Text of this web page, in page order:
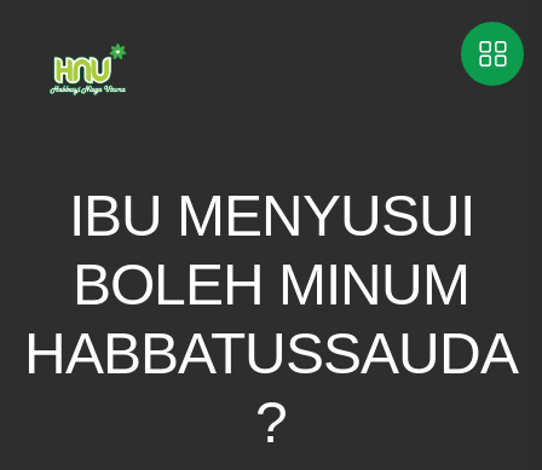
IBU MENYUSUI
BOLEH MINUM
HABBATUSSAUDA
?